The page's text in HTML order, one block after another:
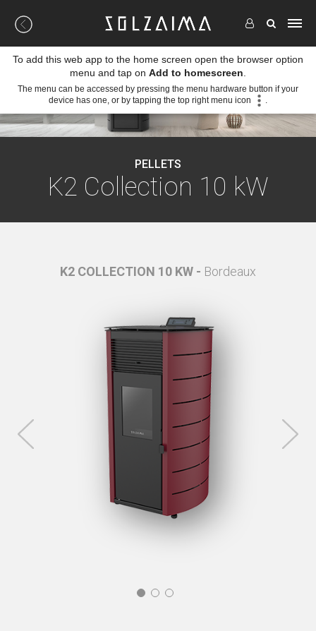
PELLETS
K2 Collection 10 kW
K2 COLLECTION 10 KW - Bordeaux
To add this web app to the home screen open the browser option
menu and tap on Add to homescreen
The menu can be accessed by pressing the menu hardware button if your
device has one, or by tapping the top right menu icon
.